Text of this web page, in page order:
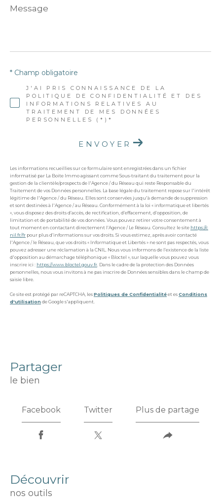
Message
*
J'AI PRIS CONNAISSANCE DE LA
POLITIQUE DE CONFIDENTIALITÉ ET DES
INFORMATIONS RELATIVES AU
TRAITEMENT DE MES DONNÉES
PERSONNELLES (*)*
* Champ obligatoire
ENVOYER
Les informations recueillies sur ce formulaire sont enregistrées dans un fichier
informatisé par La Boite Immo agissant comme Sous-traitant du traitement pour la
gestion de la clientèle/prospects de l'Agence / du Réseau qui reste Responsable du
Traitement de vos Données personnelles. La base légale du traitement repose sur l'intérêt
légitime de l'Agence / du Réseau. Elles sont conservées jusqu'à demande de suppression
et sont destinées à l'Agence / au Réseau. Conformément à la loi « informatique et libertés
», vous disposez des droits d’accès, de rectification, d’effacement, d’opposition, de
limitation et de portabilité de vos données. Vous pouvez retirer votre consentement à
tout moment en contactant directement l’Agence / Le Réseau. Consultez le site https://c
nil.fr/fr pour plus d’informations sur vos droits. Si vous estimez, après avoir contacté
l'Agence / le Réseau, que vos droits « Informatique et Libertés » ne sont pas respectés, vous
pouvez adresser une réclamation à la CNIL. Nous vous informons de l’existence de la liste
d'opposition au démarchage téléphonique « Bloctel », sur laquelle vous pouvez vous
inscrire ici : https://www.bloctel.gouv.fr. Dans le cadre de la protection des Données
personnelles, nous vous invitons à ne pas inscrire de Données sensibles dans le champ de
saisie libre.
Ce site est protégé par reCAPTCHA, lesPolitiques de Confidentialitéet esConditions
d'utilisation de Google s'appliquent.
partager
le bien
Facebook Twitter Plus de partage
découvrir
nos outils